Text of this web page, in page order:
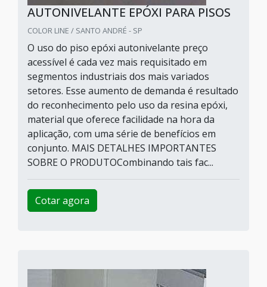
AUTONIVELANTE EPÓXI PARA PISOS
COLOR LINE / SANTO ANDRÉ - SP
O uso do piso epóxi autonivelante preço
acessível é cada vez mais requisitado em
segmentos industriais dos mais variados
setores. Esse aumento de demanda é resultado
do reconhecimento pelo uso da resina epóxi,
material que oferece facilidade na hora da
aplicação, com uma série de benefícios em
conjunto. MAIS DETALHES IMPORTANTES
SOBRE O PRODUTOCombinando tais fac...
Cotar agora